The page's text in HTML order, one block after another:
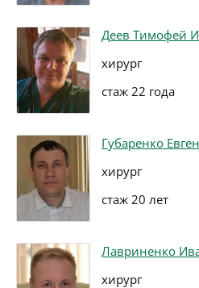
Деев Тимофей
хирург
стаж 22 года
Губаренко
хирург
стаж 20 лет
Лавриненко
хирург